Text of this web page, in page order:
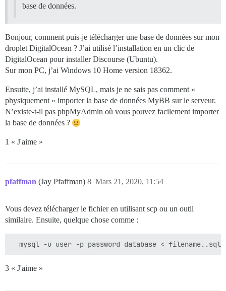
base de données.
Bonjour, comment puis-je télécharger une base de données sur mon
droplet DigitalOcean ? J’ai utilisé l’installation en un clic de
DigitalOcean pour installer Discourse (Ubuntu).
Sur mon PC, j’ai Windows 10 Home version 18362.
Ensuite, j’ai installé MySQL, mais je ne sais pas comment «
physiquement » importer la base de données MyBB sur le serveur.
N’existe-t-il pas phpMyAdmin où vous pouvez facilement importer
la base de données ?
1 « J'aime »
pfaffman (Jay Pfaffman) Mars 21, 2020, 11:54
8
Vous devez télécharger le fichier en utilisant scp ou un outil
similaire. Ensuite, quelque chose comme :
3 « J'aime »